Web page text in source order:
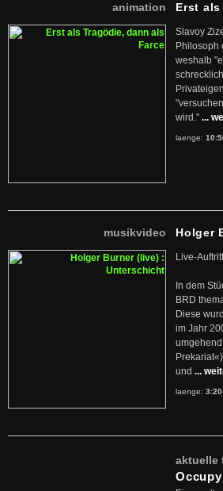
animation Erst
Slavoy
Philosoph
weshalb
wird." ...
laenge:
musikvideo Holger
Live-
In dem
BRD
Diese
im Jahr
und ...
laenge:
aktuelle
Occupy